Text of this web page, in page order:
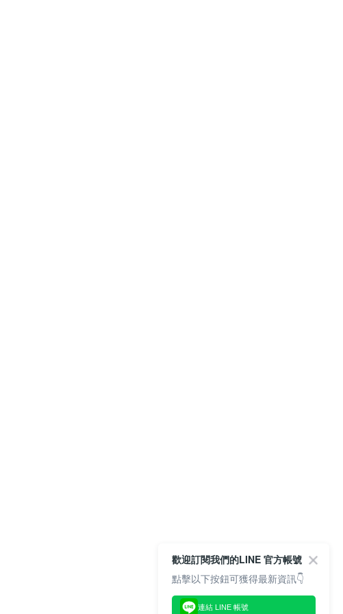
歡迎訂閱我們的LINE 官方帳號
點擊以下按鈕可獲得最新資訊👇
連結 LINE 帳號